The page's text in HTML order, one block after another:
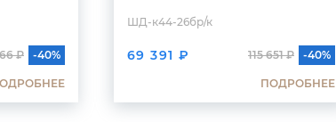
₽ -40%
ШД-к44-26бр/к
69 391 ₽ 115 651 ₽ -40%
ПОДРОБНЕЕ